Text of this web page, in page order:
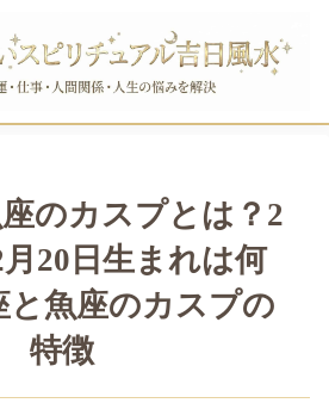
のカスプとは？2
20日生まれは何
と魚座のカスプの
特徴